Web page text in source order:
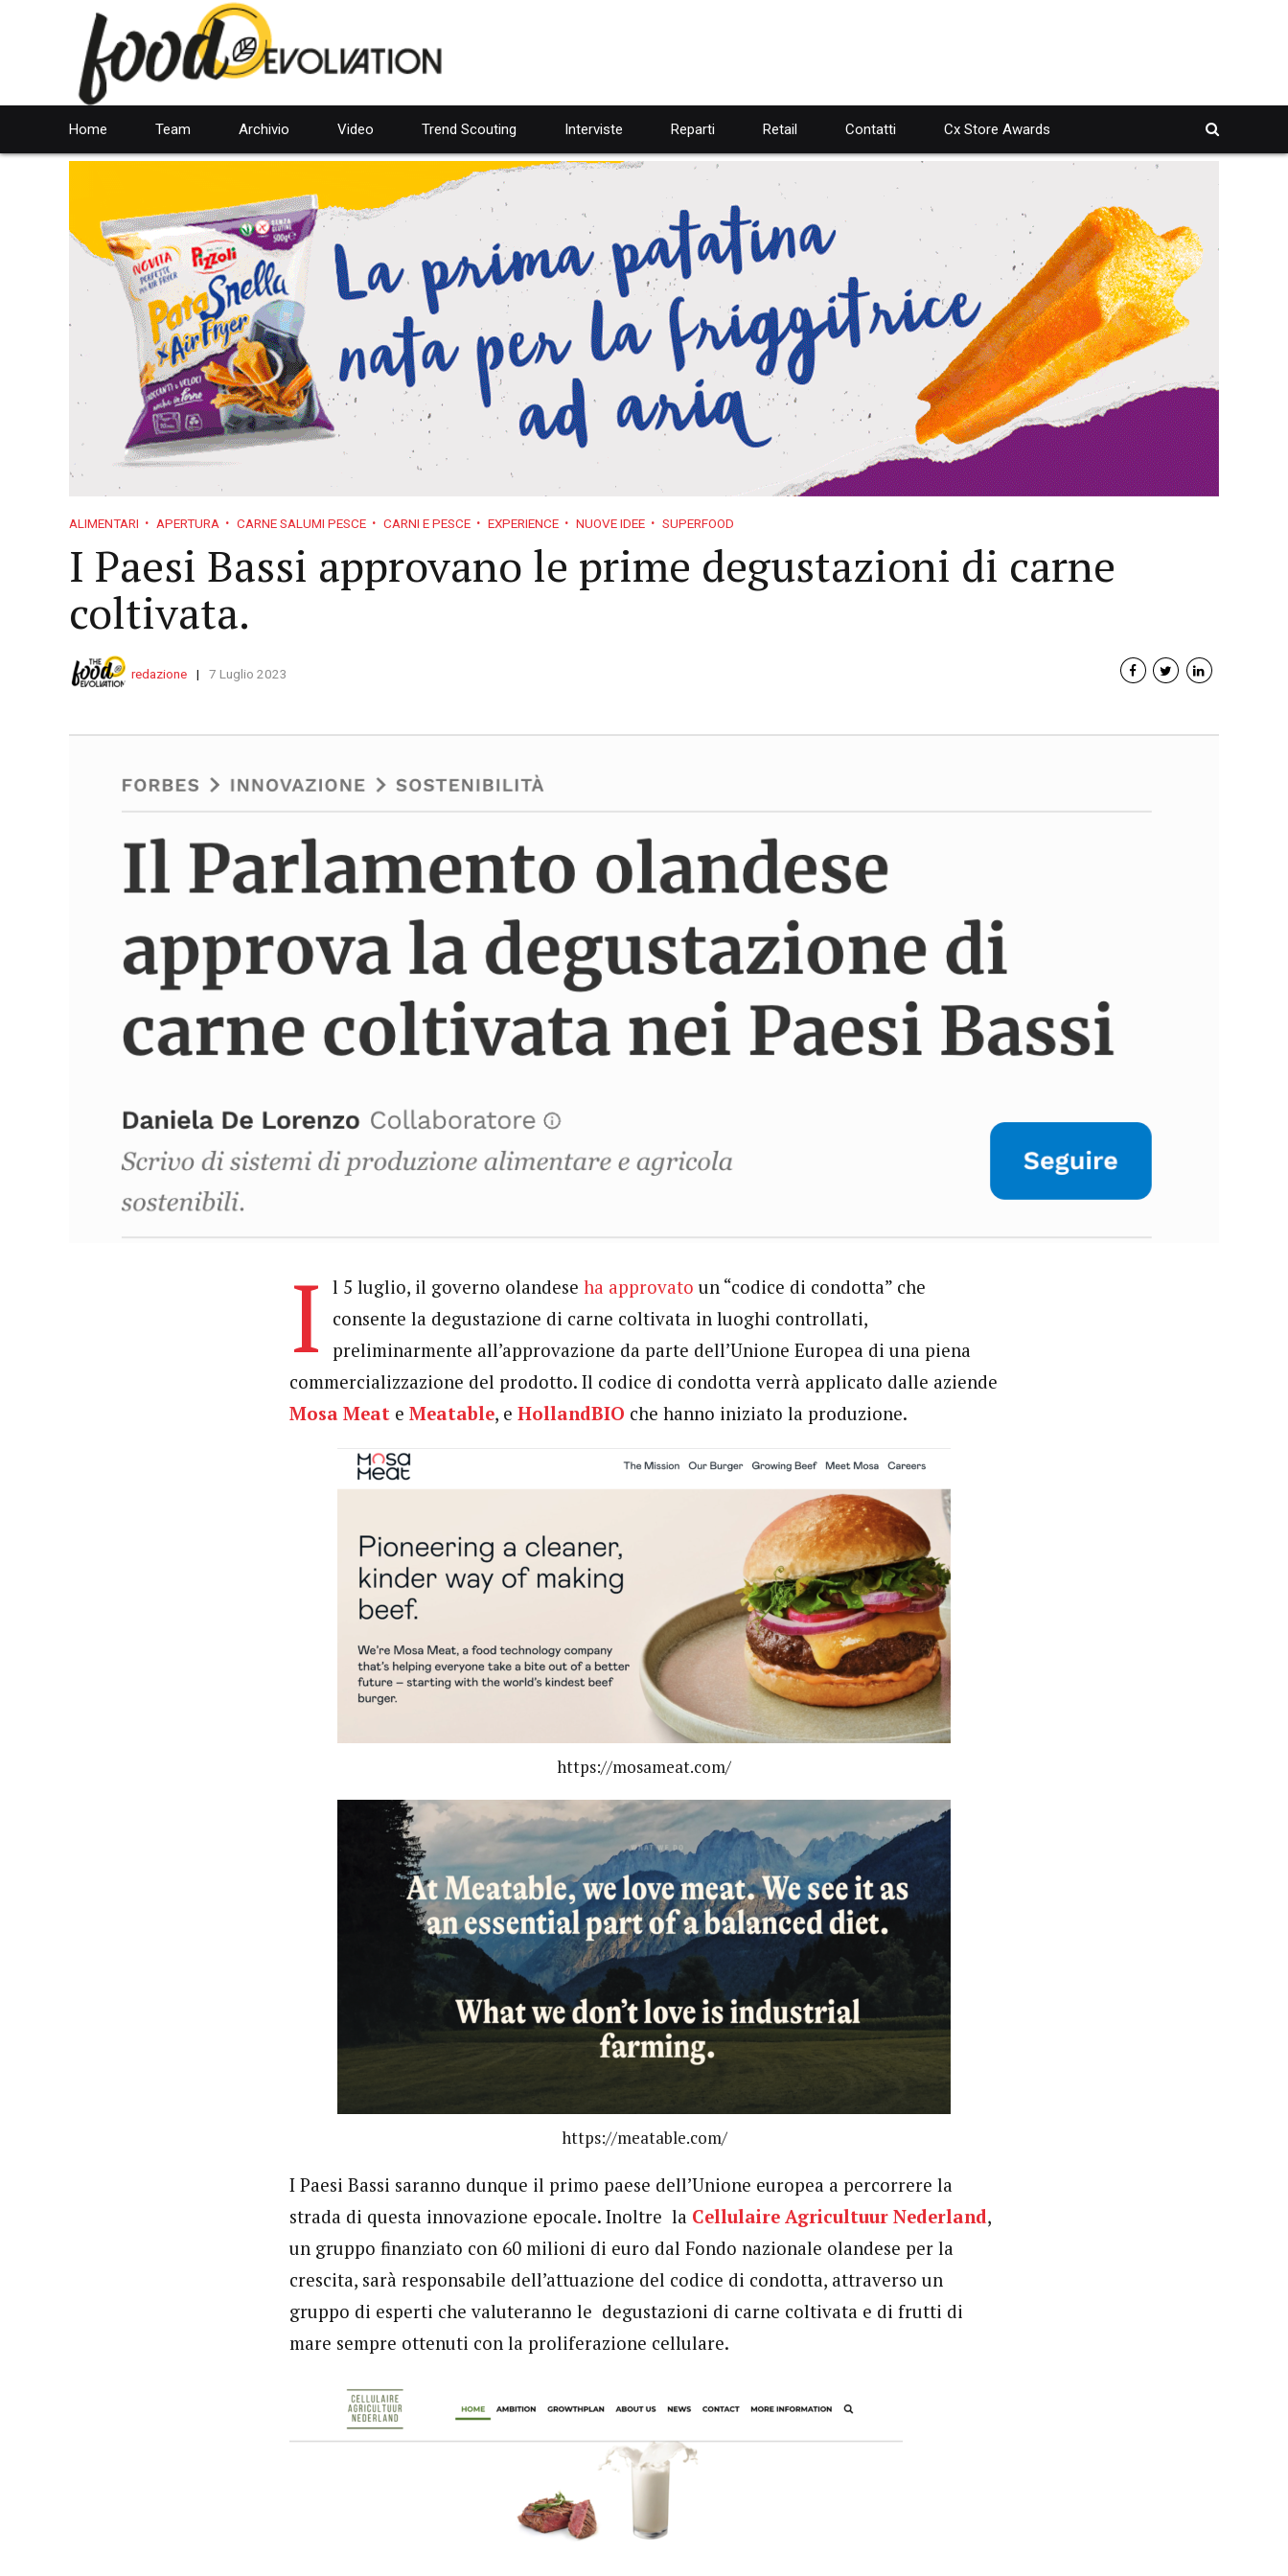
Home Team Archivio Video Trend Scouting Interviste Reparti Retail Contatti Cx Store Awards
ALIMENTARI APERTURA CARNE SALUMI PESCE CARNI E PESCE EXPERIENCE NUOVE IDEE SUPERFOOD
I Paesi Bassi approvano le prime degustazioni di carne
coltivata.
redazione 7 Luglio 2023
I l 5 luglio, il governo olandese ha approvato un “codice di condotta” che
consente la degustazione di carne coltivata in luoghi controllati,
preliminarmente all’approvazione da parte dell’Unione Europea di una piena
commercializzazione del prodotto. Il codice di condotta verrà applicato dalle aziende
Mosa Meat e Meatable, e HollandBIO che hanno iniziato la produzione.
https://mosameat.com/
https://meatable.com/
I Paesi Bassi saranno dunque il primo paese dell’Unione europea a percorrere la
strada di questa innovazione epocale. Inoltre la Cellulaire Agricultuur Nederland,
un gruppo finanziato con 60 milioni di euro dal Fondo nazionale olandese per la
crescita, sarà responsabile dell’attuazione del codice di condotta, attraverso un
gruppo di esperti che valuteranno le degustazioni di carne coltivata e di frutti di
mare sempre ottenuti con la proliferazione cellulare.